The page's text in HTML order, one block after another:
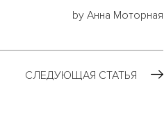
by Анна Моторная
СЛЕДУЮЩАЯ СТАТЬЯ